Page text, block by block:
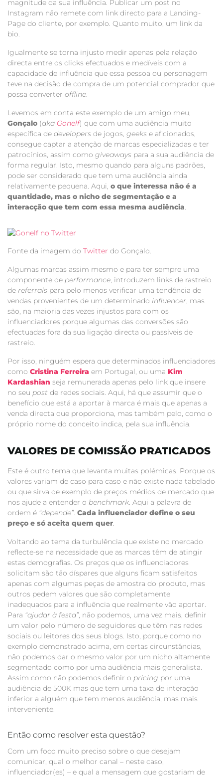
magnitude da sua influência. Publicar um post no
Instagram não remete com link directo para a Landing-
Page do cliente, por exemplo. Quanto muito, um link da
bio.
Igualmente se torna injusto medir apenas pela relação
directa entre os clicks efectuados e medíveis com a
capacidade de influência que essa pessoa ou personagem
teve na decisão de compra de um potencial comprador que
possa converter offline.
Levemos em conta este exemplo de um amigo meu,
Gonçalo (aka Gonelf) que com uma audiência muito
específica de developers de jogos, geeks e aficionados,
consegue captar a atenção de marcas especializadas e ter
patrocínios, assim como giveaways para a sua audiência de
forma regular. Isto, mesmo quando para alguns padrões,
pode ser considerado que tem uma audiência ainda
relativamente pequena. Aqui, o que interessa não é a
quantidade, mas o nicho de segmentação e a
interacção que tem com essa mesma audiência.
Fonte da imagem do Twitter do Gonçalo.
Algumas marcas assim mesmo e para ter sempre uma
componente de performance, introduzem links de rastreio
de referrals para pelo menos verificar uma tendência de
vendas provenientes de um determinado influencer, mas
são, na maioria das vezes injustos para com os
influenciadores porque algumas das conversões são
efectuadas fora da sua ligação directa ou passíveis de
rastreio.
Por isso, ninguém espera que determinados influenciadores
como Cristina Ferreira em Portugal, ou uma Kim
Kardashian seja remunerada apenas pelo link que insere
no seu post de redes sociais. Aqui, há que assumir que o
benefício que está a aportar à marca é mais que apenas a
venda directa que proporciona, mas também pelo, como o
próprio nome do conceito indica, pela sua influência.
VALORES DE COMISSÃO PRATICADOS
Este é outro tema que levanta muitas polémicas. Porque os
valores variam de caso para caso e não existe nada tabelado
ou que sirva de exemplo de preços médios de mercado que
nos ajude a entender o benchmark. Aqui a palavra de
ordem é “depende”. Cada influenciador define o seu
preço e só aceita quem quer.
Voltando ao tema da turbulência que existe no mercado
reflecte-se na necessidade que as marcas têm de atingir
estas demografias. Os preços que os influenciadores
solicitam são tão díspares que alguns ficam satisfeitos
apenas com algumas peças de amostra do produto, mas
outros pedem valores que são completamente
inadequados para a influência que realmente vão aportar.
Para “ajudar à festa”, não podemos, uma vez mais, definir
um valor pelo número de seguidores que têm nas redes
sociais ou leitores dos seus blogs. Isto, porque como no
exemplo demonstrado acima, em certas circunstâncias,
não podemos dar o mesmo valor por um nicho altamente
segmentado como por uma audiência mais generalista.
Assim como não podemos definir o pricing por uma
audiência de 500K mas que tem uma taxa de interação
inferior a alguém que tem menos audiência, mas mais
interveniente.
Então como resolver esta questão?
Com um foco muito preciso sobre o que desejam
comunicar, qual o melhor canal – neste caso,
influenciador(es) – e qual a mensagem que gostariam de